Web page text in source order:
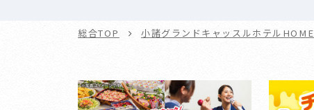
総合TOP 小諸グランドキャッスルホテルHOME